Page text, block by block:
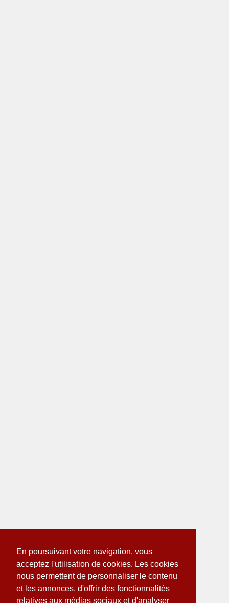
En poursuivant votre navigation, vous
acceptez l'utilisation de cookies. Les cookies
nous permettent de personnaliser le contenu
et les annonces, d'offrir des fonctionnalités
relatives aux médias sociaux et d'analyser